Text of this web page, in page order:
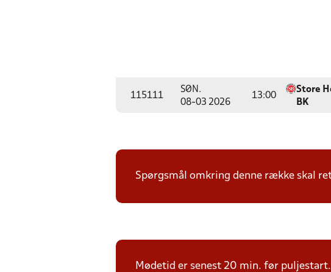
115111
SØN.
08-03 2026
13:00
Store
BK
Spørgsmål omkring denne række skal
Mødetid er senest 20 min. før